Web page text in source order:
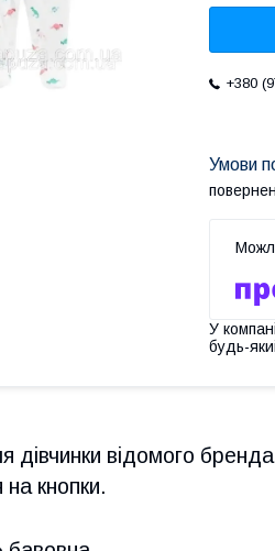
+380
У
будь-
дівчинки відомого
на кнопки.